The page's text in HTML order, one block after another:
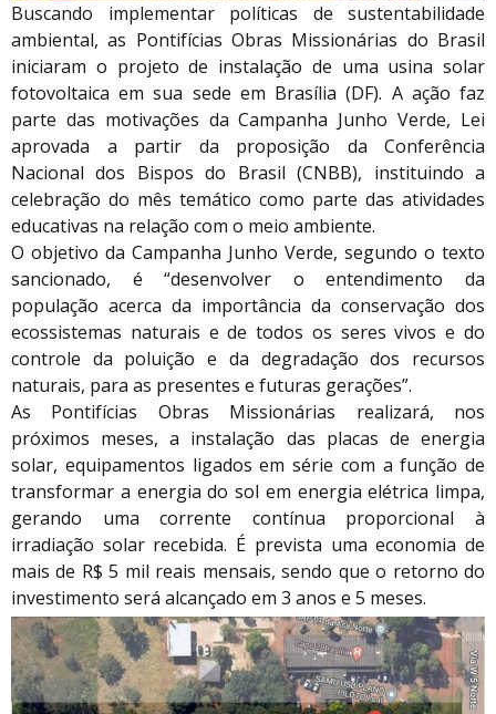
Buscando implementar políticas de sustentabilidade
ambiental, as Pontifícias Obras Missionárias do Brasil
iniciaram o projeto de instalação de uma usina solar
fotovoltaica em sua sede em Brasília (DF). A ação faz
parte das motivações da Campanha Junho Verde, Lei
aprovada a partir da proposição da Conferência
Nacional dos Bispos do Brasil (CNBB), instituindo a
celebração do mês temático como parte das atividades
educativas na relação com o meio ambiente.
O objetivo da Campanha Junho Verde, segundo o texto
sancionado, é “desenvolver o entendimento da
população acerca da importância da conservação dos
ecossistemas naturais e de todos os seres vivos e do
controle da poluição e da degradação dos recursos
naturais, para as presentes e futuras gerações”.
As Pontifícias Obras Missionárias realizará, nos
próximos meses, a instalação das placas de energia
solar, equipamentos ligados em série com a função de
transformar a energia do sol em energia elétrica limpa,
gerando uma corrente contínua proporcional à
irradiação solar recebida. É prevista uma economia de
mais de R$ 5 mil reais mensais, sendo que o retorno do
investimento será alcançado em 3 anos e 5 meses.